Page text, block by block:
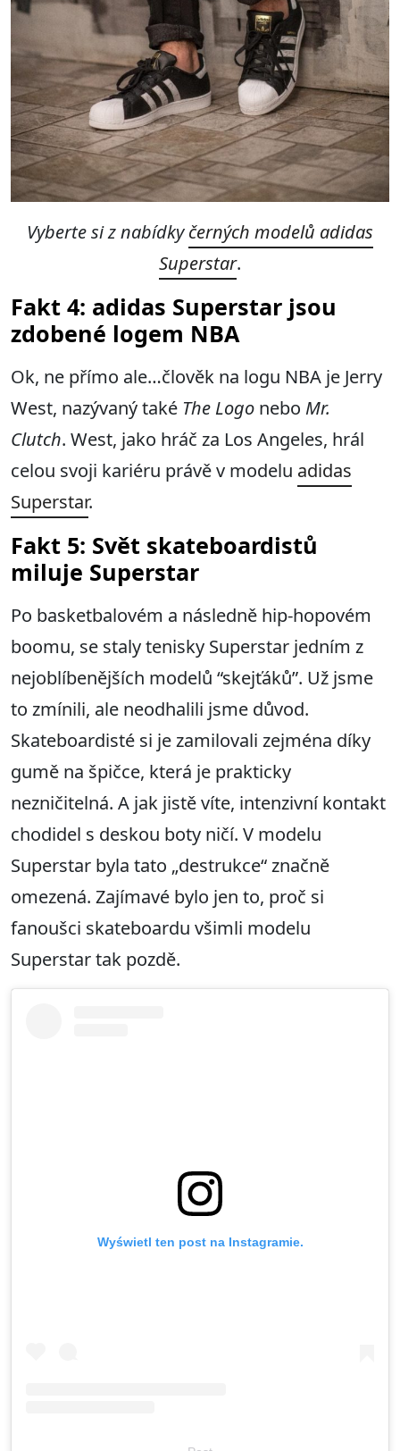
Vyberte si z nabídkyčerných modelů adidas
Superstar.
Fakt 4: adidas Superstar jsou
zdobené logem NBA
Ok, ne přímo ale…člověk na logu NBA je Jerry
West, nazývaný také The Logo nebo Mr.
Clutch. West, jako hráč za Los Angeles, hrál
celou svoji kariéru právě v modelu adidas
Superstar.
Fakt 5: Svět skateboardistů
miluje Superstar
Po basketbalovém a následně hip-hopovém
boomu, se staly tenisky Superstar jedním z
nejoblíbenějších modelů “skejťáků”. Už jsme
to zmínili, ale neodhalili jsme důvod.
Skateboardisté si je zamilovali zejména díky
gumě na špičce, která je prakticky
nezničitelná. A jak jistě víte, intenzivní kontakt
chodidel s deskou boty ničí. V modelu
Superstar byla tato „destrukce“ značně
omezená. Zajímavé bylo jen to, proč si
fanoušci skateboardu všimli modelu
Superstar tak pozdě.
Wyświetl ten post na Instagramie.